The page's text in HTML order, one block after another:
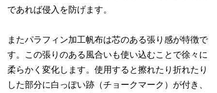
であれば侵入を防げます。
またパラフィン加工帆布は芯のある張り感が特徴で
す。この張りのある風合いも使い込むことで徐々に
柔らかく変化します。使用すると擦れたり折れたり
した部分に白っぽい跡（チョークマーク）が付き、